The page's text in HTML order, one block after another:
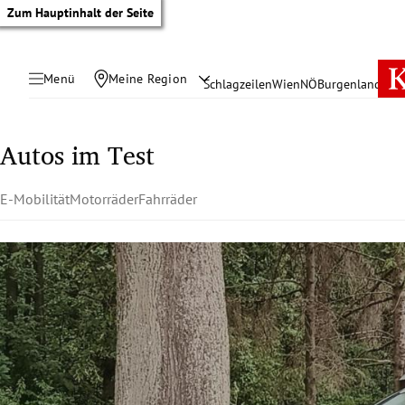
Zum Hauptinhalt der Seite
Menü Meine Region SchlagzeilenWienNÖBurgenland
Untermenü
Untermenü
Autos im Test
E-MobilitätMotorräderFahrräder